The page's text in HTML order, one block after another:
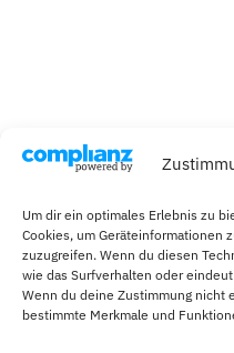
Um dir ein optimales Erlebnis zu
Cookies, um Geräteinformationen
zuzugreifen. Wenn du diesen
wie das Surfverhalten oder
Wenn du deine Zustimmung nicht
bestimmte Merkmale und
Impressum